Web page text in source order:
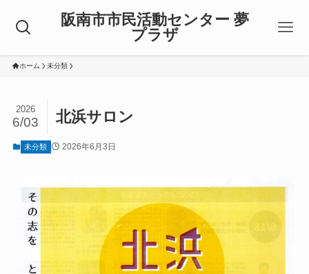
阪南市市民活動センター 夢
プラザ
ホーム 未分類
北浜サロン
2026
6/03
未分類 2026年6月3日